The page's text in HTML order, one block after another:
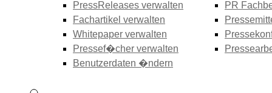
PressReleases verwalten
Fachartikel verwalten
Whitepaper verwalten
Pressef�cher verwalten
Benutzerdaten �ndern
PR